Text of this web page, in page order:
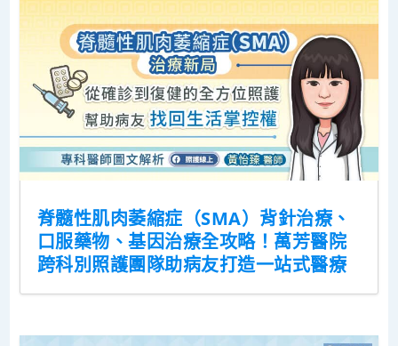
脊髓性肌肉萎縮症（SMA）背針治療、
口服藥物、基因治療全攻略！萬芳醫院
跨科別照護團隊助病友打造一站式醫療